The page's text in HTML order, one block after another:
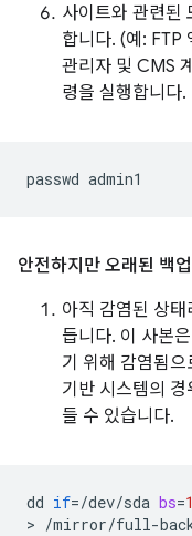
사이트와 관련된
합니다. (예: FTP
관리자 및 CMS
령을 실행합니다.
passwd
안전하지만 오래된 백업
아직 감염된 상
듭니다. 이 사본
기 위해 감염됨
기반 시스템의
들 수 있습니다.
dd if=/dev/sda bs=
>